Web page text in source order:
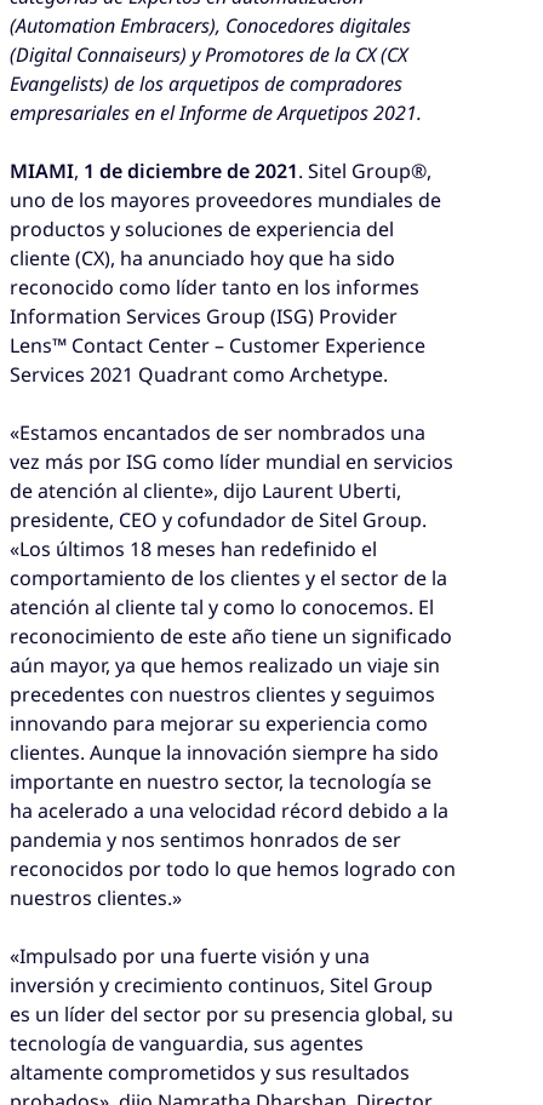
(Automation Embracers), Conocedores digitales
(Digital Connaiseurs) y Promotores de la CX (CX
Evangelists) de los arquetipos de compradores
empresariales en el Informe de Arquetipos 2021.
MIAMI, 1 de diciembre de 2021. Sitel Group®,
uno de los mayores proveedores mundiales de
productos y soluciones de experiencia del
cliente (CX), ha anunciado hoy que ha sido
reconocido como líder tanto en los informes
Information Services Group (ISG) Provider
Lens™ Contact Center – Customer Experience
Services 2021 Quadrant como Archetype.
«Estamos encantados de ser nombrados una
vez más por ISG como líder mundial en servicios
de atención al cliente», dijo Laurent Uberti,
presidente, CEO y cofundador de Sitel Group.
«Los últimos 18 meses han redefinido el
comportamiento de los clientes y el sector de la
atención al cliente tal y como lo conocemos. El
reconocimiento de este año tiene un significado
aún mayor, ya que hemos realizado un viaje sin
precedentes con nuestros clientes y seguimos
innovando para mejorar su experiencia como
clientes. Aunque la innovación siempre ha sido
importante en nuestro sector, la tecnología se
ha acelerado a una velocidad récord debido a la
pandemia y nos sentimos honrados de ser
reconocidos por todo lo que hemos logrado con
nuestros clientes.»
«Impulsado por una fuerte visión y una
inversión y crecimiento continuos, Sitel Group
es un líder del sector por su presencia global, su
tecnología de vanguardia, sus agentes
altamente comprometidos y sus resultados